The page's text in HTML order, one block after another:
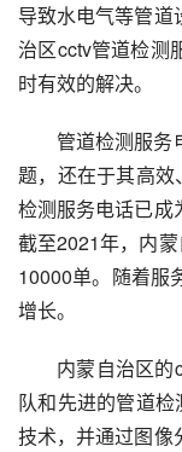
导致水电气等管道
治区cctv管道检测
时有效的解决。
管道检测服务
题，还在于其高
检测服务电话已成
截至2021年，内
10000单。随着服
增长。
内蒙自治区的
队和先进的管道
技术，并通过图像